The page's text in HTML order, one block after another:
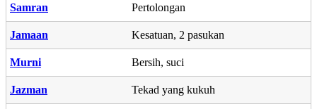
Samran Pertolongan
Jamaan Kesatuan, 2 pasukan
Murni Bersih, suci
Jazman Tekad yang kukuh